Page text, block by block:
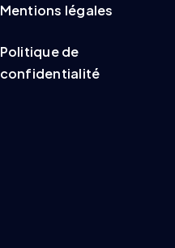
Mentions légales
Politique de
confidentialité